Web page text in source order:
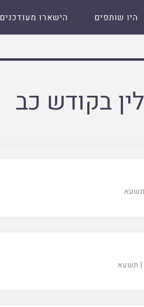
היו שותפים הישארו מעודכנים
בקודש כב
תשעא
| תשעא